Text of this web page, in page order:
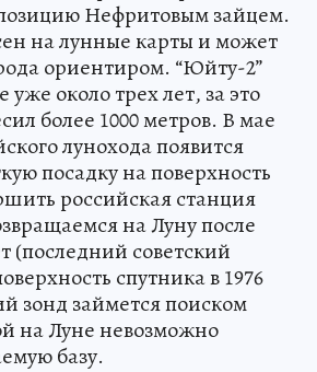
Нефритовым зайцем.
на лунные карты и может
ориентиром. “Юйту-2”
уже около трех лет, за это
более 1000 метров. В мае
лунохода появится
посадку на поверхность
российская станция
на Луну после
(последний советский
спутника в 1976
зонд займется поиском
на Луне невозможно
базу.